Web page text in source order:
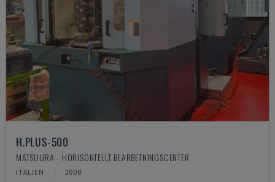
H.PLUS-500
MATSUURA - HORISONTELLT BEARBETNINGSCENTER
ITALIEN 2008